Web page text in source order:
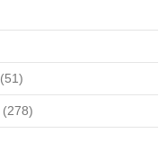
(51)
(278)